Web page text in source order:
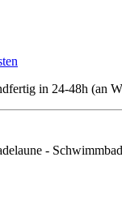
in 24-48h (an